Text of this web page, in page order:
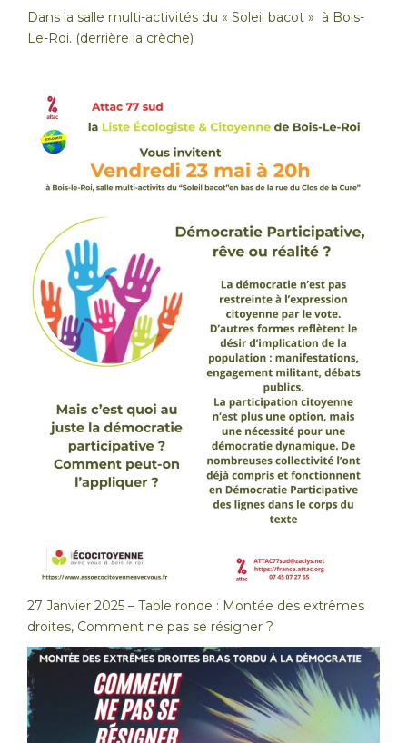
Dans la salle multi-activités du « Soleil bacot » à Bois-
Le-Roi. (derrière la crèche)
27 Janvier 2025 – Table ronde : Montée des extrêmes
droites, Comment ne pas se résigner ?